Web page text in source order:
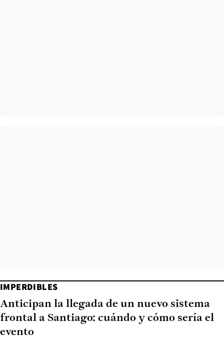
IMPERDIBLES
Anticipan la llegada de un nuevo sistema
frontal a Santiago: cuándo y cómo sería el
evento